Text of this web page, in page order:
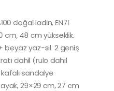
doğal ladin, EN71
cm, 48 cm yükseklik.
beyaz yaz-sil. 2 geniş
dahil (rulo dahil
sandalye
29×29 cm, 27 cm